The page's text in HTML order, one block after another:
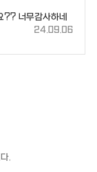
?? 너무감사하네
24.09.06
.